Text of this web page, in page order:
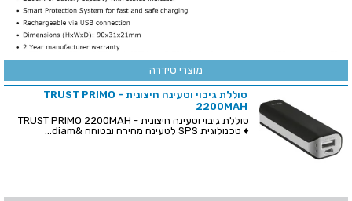
מוצרי סידרה
סוללת גיבוי וטעינה חיצונית - TRUST PRIMO
2200MAH
♦ טכנולוגית SPS לטעינה מהירה ובטוחה &diam...